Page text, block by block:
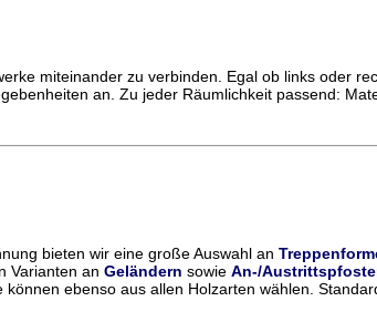
miteinander zu verbinden. Egal ob links oder
an. Zu jeder Räumlichkeit passend:
bieten wir eine große Auswahl an
Varianten an Geländern sowie An-/
können ebenso aus allen Holzarten wählen.